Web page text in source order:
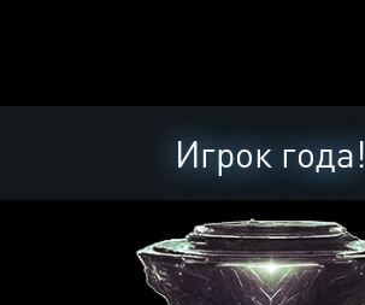
Игрок года!